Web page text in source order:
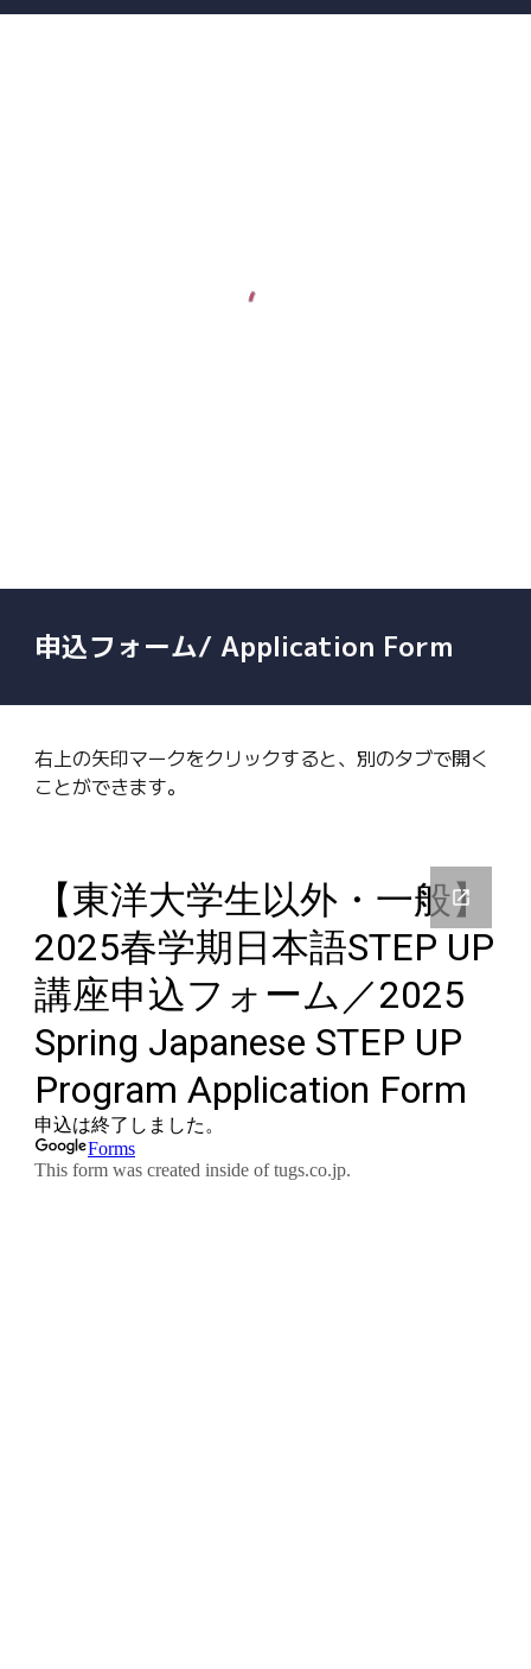
申込フォーム/ Application Form
右上の矢印マークをクリックすると、別のタブで開く
ことができます。